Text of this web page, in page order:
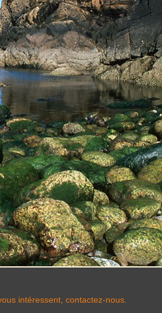
intéressent, contactez-nous.